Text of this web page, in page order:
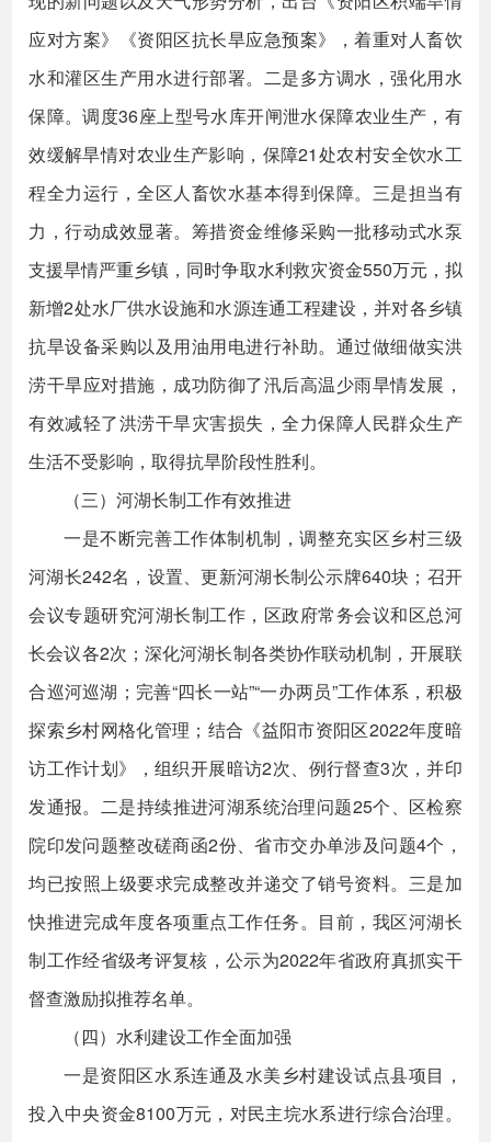
应对方案》《资阳区抗长旱应急预案》，着重对人畜饮
水和灌区生产用水进行部署。二是多方调水，强化用水
保障。调度36座上型号水库开闸泄水保障农业生产，有
效缓解旱情对农业生产影响，保障21处农村安全饮水工
程全力运行，全区人畜饮水基本得到保障。三是担当有
力，行动成效显著。筹措资金维修采购一批移动式水泵
支援旱情严重乡镇，同时争取水利救灾资金550万元，拟
新增2处水厂供水设施和水源连通工程建设，并对各乡镇
抗旱设备采购以及用油用电进行补助。通过做细做实洪
涝干旱应对措施，成功防御了汛后高温少雨旱情发展，
有效减轻了洪涝干旱灾害损失，全力保障人民群众生产
生活不受影响，取得抗旱阶段性胜利。
（三）河湖长制工作有效推进
一是不断完善工作体制机制，调整充实区乡村三级
河湖长242名，设置、更新河湖长制公示牌640块；召开
会议专题研究河湖长制工作，区政府常务会议和区总河
长会议各2次；深化河湖长制各类协作联动机制，开展联
合巡河巡湖；完善“四长一站”“一办两员”工作体系，积极
探索乡村网格化管理；结合《益阳市资阳区2022年度暗
访工作计划》，组织开展暗访2次、例行督查3次，并印
发通报。二是持续推进河湖系统治理问题25个、区检察
院印发问题整改磋商函2份、省市交办单涉及问题4个，
均已按照上级要求完成整改并递交了销号资料。三是加
快推进完成年度各项重点工作任务。目前，我区河湖长
制工作经省级考评复核，公示为2022年省政府真抓实干
督查激励拟推荐名单。
（四）水利建设工作全面加强
一是资阳区水系连通及水美乡村建设试点县项目，
投入中央资金8100万元，对民主垸水系进行综合治理。